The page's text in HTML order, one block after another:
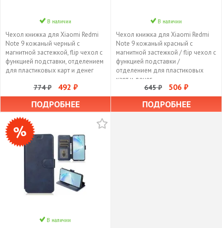
В наличии
Чехол книжка для Xiaomi Redmi
Note 9 кожаный черный с
магнитной застежкой, flip чехол с
функцией подставки, отделением
для пластиковых карт и денег
774 ₽ 492 ₽
ПОДРОБНЕЕ
В наличии
Чехол книжка для Xiaomi Redmi
Note 9 кожаный красный с
магнитной застежкой / flip чехол с
функцией подставки /
отделением для пластиковых
карт и денег
645 ₽ 506 ₽
ПОДРОБНЕЕ
В наличии